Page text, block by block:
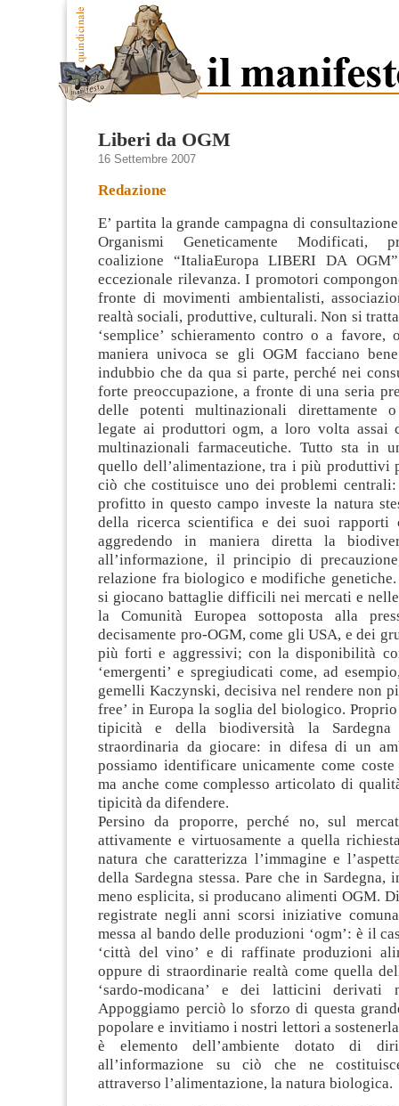
Liberi da OGM
16 Settembre 2007
Redazione
E’ partita la grande campagna di
Organismi Geneticamente Modificati,
coalizione “ItaliaEuropa LIBERI DA
eccezionale rilevanza. I promotori
fronte di movimenti ambientalisti,
realtà sociali, produttive, culturali. Non si
‘semplice’ schieramento contro o a
maniera univoca se gli OGM facciano
indubbio che da qua si parte, perché nei
forte preoccupazione, a fronte di una seria
delle potenti multinazionali direttamente o
legate ai produttori ogm, a loro volta assai
multinazionali farmaceutiche. Tutto sta in
quello dell’alimentazione, tra i più produttivi
ciò che costituisce uno dei problemi centrali:
profitto in questo campo investe la natura
della ricerca scientifica e dei suoi rapporti
aggredendo in maniera diretta la
all’informazione, il principio di
relazione fra biologico e modifiche genetiche.
si giocano battaglie difficili nei mercati e
la Comunità Europea sottoposta alla
decisamente pro-OGM, come gli USA, e dei
più forti e aggressivi; con la disponibilità
‘emergenti’ e spregiudicati come, ad
gemelli Kaczynski, decisiva nel rendere non
free’ in Europa la soglia del biologico.
tipicità e della biodiversità la
straordinaria da giocare: in difesa di un
possiamo identificare unicamente come
ma anche come complesso articolato di
tipicità da difendere.
Persino da proporre, perché no, sul
attivamente e virtuosamente a quella
natura che caratterizza l’immagine e
della Sardegna stessa. Pare che in Sardegna,
meno esplicita, si producano alimenti OGM.
registrate negli anni scorsi iniziative
messa al bando delle produzioni ‘ogm’: è il
‘città del vino’ e di raffinate produzioni
oppure di straordinarie realtà come quella
‘sardo-modicana’ e dei latticini derivati
Appoggiamo perciò lo sforzo di questa
popolare e invitiamo i nostri lettori a
è elemento dell’ambiente dotato di
all’informazione su ciò che ne
attraverso l’alimentazione, la natura biologica.